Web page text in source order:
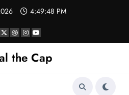
4:49:49 PM
the Cap